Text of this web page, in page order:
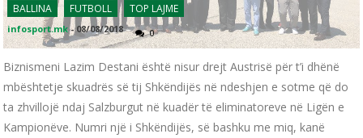
BALLINA FUTBOLL TOP LAJME
infosport.mk -08/08/2018 0
Biznismeni Lazim Destani është nisur drejt Austrisë për t’i dhënë
mbështetje skuadrës së tij Shkëndijës në ndeshjen e sotme që do
ta zhvillojë ndaj Salzburgut në kuadër të eliminatoreve në Ligën e
Kampionëve. Numri një i Shkëndijës, së bashku me miq, kanë